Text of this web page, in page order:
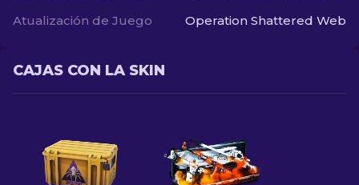
Atualización de Juego
Operation Shattered Web
CAJAS CON LA SKIN